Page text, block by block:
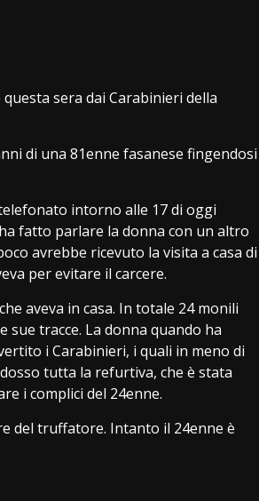
sera dai Carabinieri della
di una 81enne fasanese fingendosi
intorno alle 17 di oggi
fatto parlare la donna con un altro
avrebbe ricevuto la visita a casa di
per evitare il carcere.
aveva in casa. In totale 24 monili
tracce. La donna quando ha
i Carabinieri, i quali in meno di
tutta la refurtiva, che è stata
i complici del 24enne.
del truffatore. Intanto il 24enne è